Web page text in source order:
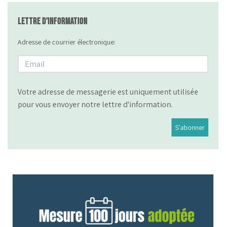
Lettre d'information
Adresse de courrier électronique:
Votre adresse de messagerie est uniquement utilisée
pour vous envoyer notre lettre d'information.